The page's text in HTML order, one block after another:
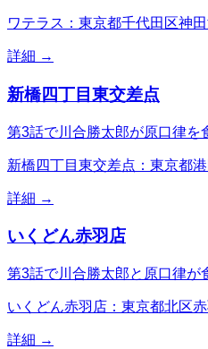
ワテラス：東京都千代田区神
詳細 →
新橋四丁目東交差点
第3話で川合勝太郎が原口律を
新橋四丁目東交差点：東京都
詳細 →
いくどん赤羽店
第3話で川合勝太郎と原口律が
いくどん赤羽店：東京都北区赤
詳細 →